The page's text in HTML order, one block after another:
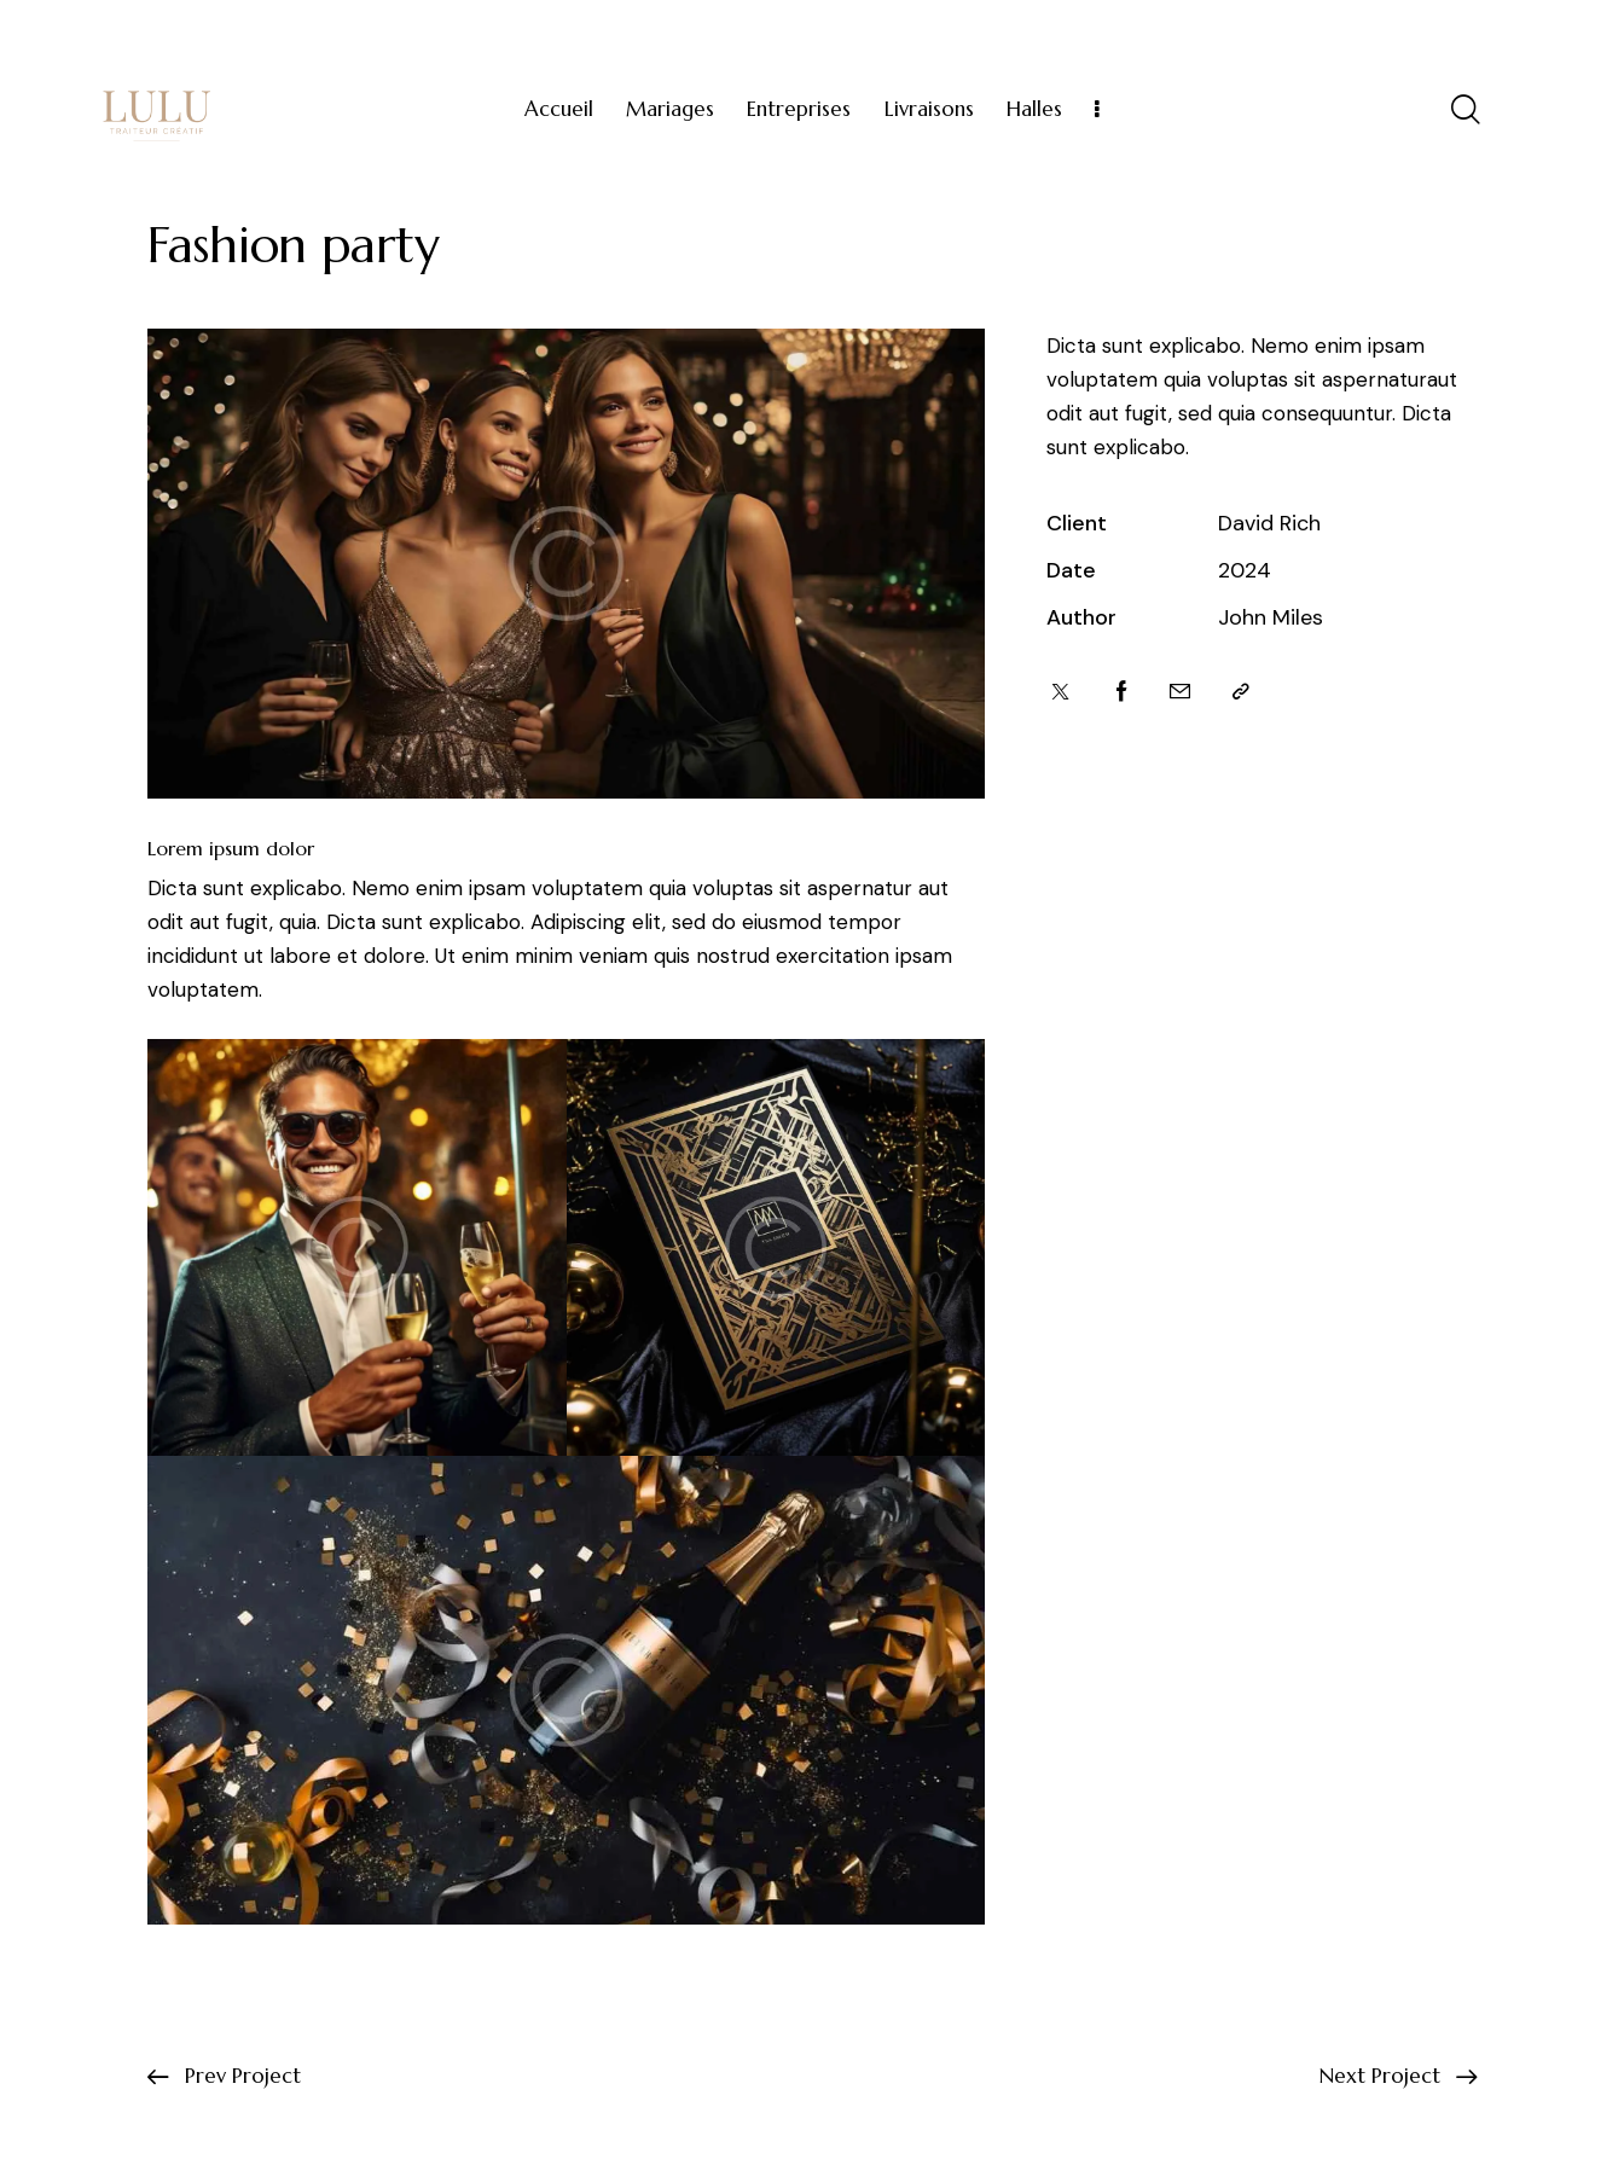
Accueil Mariages Entreprises Livraisons Halles
Fashion party
Lorem ipsum dolor
Dicta sunt explicabo. Nemo enim ipsam voluptatem quia voluptas sit aspernatur aut
odit aut fugit, quia. Dicta sunt explicabo. Adipiscing elit, sed do eiusmod tempor
incididunt ut labore et dolore. Ut enim minim veniam quis nostrud exercitation ipsam
voluptatem.
Dicta sunt explicabo. Nemo enim ipsam
voluptatem quia voluptas sit aspernaturaut
odit aut fugit, sed quia consequuntur. Dicta
sunt explicabo.
Client
David Rich
Date
2024
Author
John Miles
Prev Project Next Project